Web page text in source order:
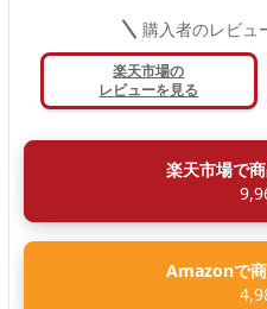
購入者のレビュ
楽天市場の
レビューを見る
楽天市場で
Amazonで